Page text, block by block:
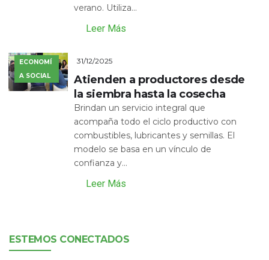
verano. Utiliza...
Leer Más
ECONOMÍ
A SOCIAL
31/12/2025
Atienden a productores desde
la siembra hasta la cosecha
Brindan un servicio integral que
acompaña todo el ciclo productivo con
combustibles, lubricantes y semillas. El
modelo se basa en un vínculo de
confianza y...
Leer Más
ESTEMOS CONECTADOS